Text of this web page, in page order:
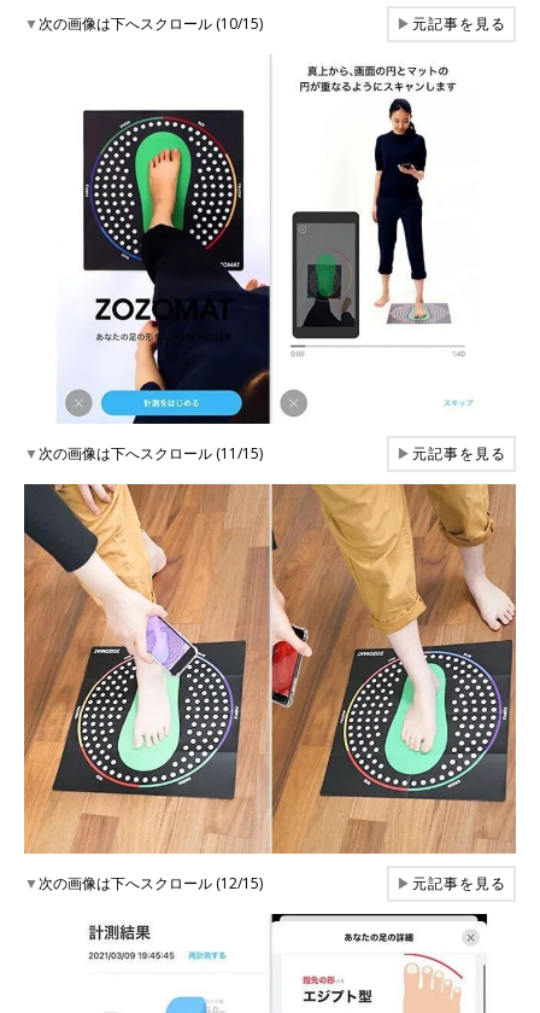
▼次の画像は下へスクロール (10/15) ▶元記事を見る
▼次の画像は下へスクロール (11/15) ▶元記事を見る
▼次の画像は下へスクロール (12/15) ▶元記事を見る